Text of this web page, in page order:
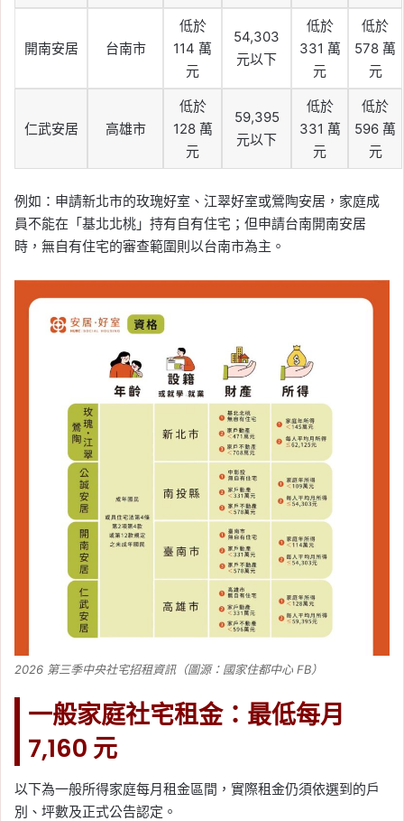
開南安居 台南市
低於
114 萬
元
54,303
元以下
低於
331 萬
元
低於
578 萬
元
仁武安居 高雄市
低於
128 萬
元
59,395
元以下
低於
331 萬
元
低於
596 萬
元
例如：申請新北市的玫瑰好室、江翠好室或鶯陶安居，家庭成
員不能在「基北北桃」持有自有住宅；但申請台南開南安居
時，無自有住宅的審查範圍則以台南市為主。
2026 第三季中央社宅招租資訊（圖源：國家住都中心 FB）
一般家庭社宅租金：最低每月
7,160 元
以下為一般所得家庭每月租金區間，實際租金仍須依選到的戶
別、坪數及正式公告認定。